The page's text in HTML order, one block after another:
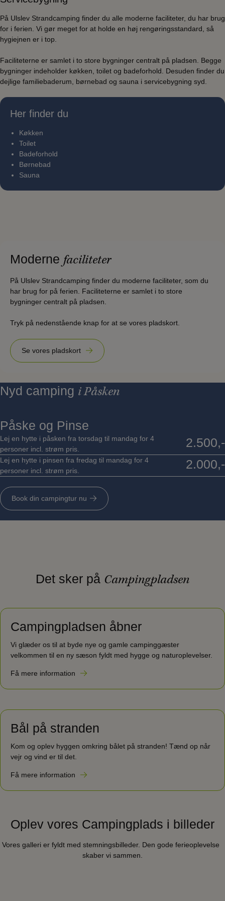
På Ulslev Strandcamping finder du alle moderne faciliteter, du har brug
for i ferien. Vi gør meget for at holde en høj rengøringsstandard, så
hygiejnen er i top.
Faciliteterne er samlet i to store bygninger centralt på pladsen. Begge
bygninger indeholder køkken, toilet og badeforhold. Desuden finder du
dejlige familiebaderum, børnebad og sauna i servicebygning syd.
Her finder du
Køkken
Toilet
Badeforhold
Børnebad
Sauna
Moderne faciliteter
På Ulslev Strandcamping finder du moderne faciliteter, som du
har brug for på ferien. Faciliteterne er samlet i to store
bygninger centralt på pladsen.
Tryk på nedenstående knap for at se vores pladskort.
Se vores pladskort
Nyd camping i Påsken
Påske og Pinse
Lej en hytte i påsken fra torsdag til mandag for 4
personer incl. strøm pris.
2.500,-
Lej en hytte i pinsen fra fredag til mandag for 4
personer incl. strøm pris.
2.000,-
Book din campingtur nu
Det sker på Campingpladsen
Campingpladsen åbner
Vi glæder os til at byde nye og gamle campinggæster
velkommen til en ny sæson fyldt med hygge og naturoplevelser.
Få mere information
Bål på stranden
Kom og oplev hyggen omkring bålet på stranden! Tænd op når
vejr og vind er til det.
Få mere information
Oplev vores Campingplads i billeder
Vores galleri er fyldt med stemningsbilleder. Den gode ferieoplevelse
skaber vi sammen.